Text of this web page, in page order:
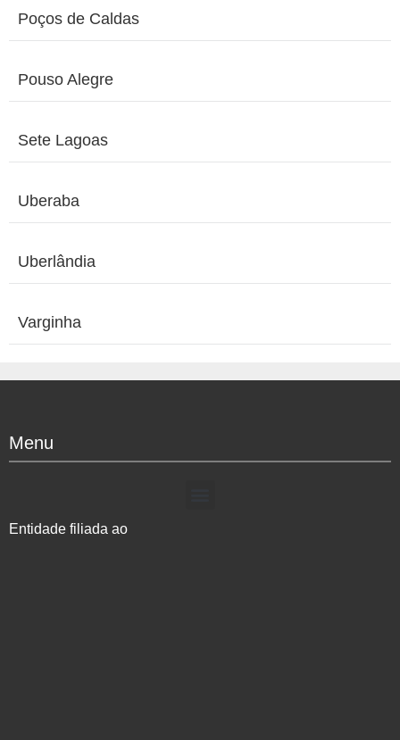
Poços de Caldas
Pouso Alegre
Sete Lagoas
Uberaba
Uberlândia
Varginha
Menu
Entidade filiada ao